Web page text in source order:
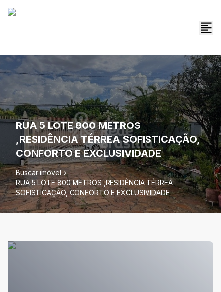
RUA 5 LOTE 800 METROS
,RESIDÊNCIA TÉRREA SOFISTICAÇÃO,
CONFORTO E EXCLUSIVIDADE
Buscar imóvel
RUA 5 LOTE 800 METROS ,RESIDÊNCIA TÉRREA
SOFISTICAÇÃO, CONFORTO E EXCLUSIVIDADE